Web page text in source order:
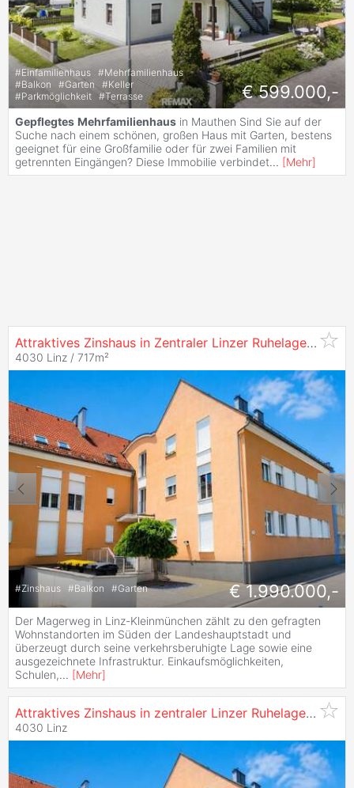
#Einfamilienhaus #Mehrfamilienhaus
#Balkon #Garten #Keller
#Parkmöglichkeit #Terrasse € 599.000,-
Gepflegtes Mehrfamilienhaus in Mauthen Sind Sie auf der
Suche nach einem schönen, großen Haus mit Garten, bestens
geeignet für eine Großfamilie oder für zwei Familien mit
getrennten Eingängen? Diese Immobilie verbindet... [Mehr]
Attraktives Zinshaus in Zentraler Linzer Ruhelage und
4030 Linz / 717m²
#Zinshaus #Balkon #Garten € 1.990.000,-
Der Magerweg in Linz-Kleinmünchen zählt zu den gefragten
Wohnstandorten im Süden der Landeshauptstadt und
überzeugt durch seine verkehrsberuhigte Lage sowie eine
ausgezeichnete Infrastruktur. Einkaufsmöglichkeiten,
Schulen,... [Mehr]
Attraktives Zinshaus in zentraler Linzer Ruhelage und
4030 Linz